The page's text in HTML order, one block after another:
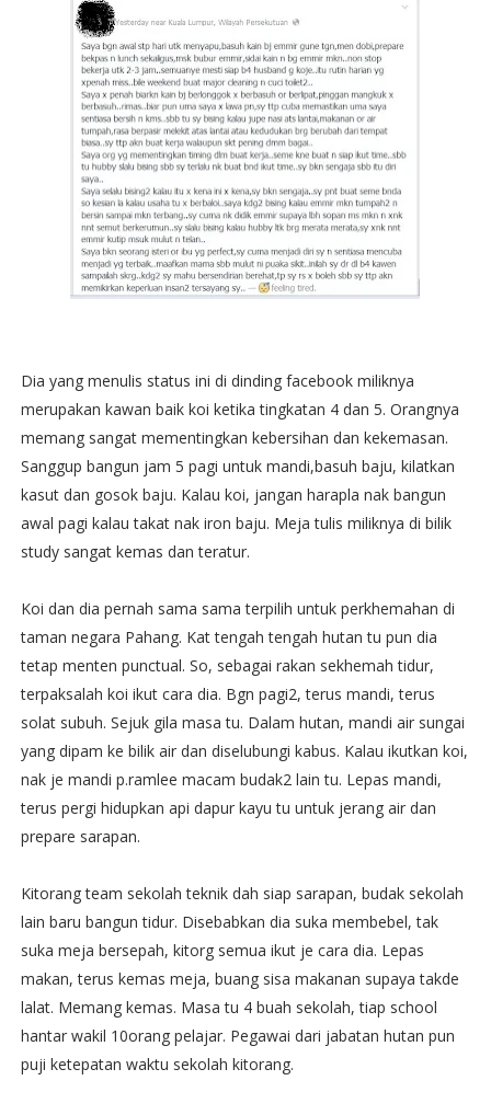
Dia yang menulis status ini di dinding facebook miliknya
merupakan kawan baik koi ketika tingkatan 4 dan 5. Orangnya
memang sangat mementingkan kebersihan dan kekemasan.
Sanggup bangun jam 5 pagi untuk mandi,basuh baju, kilatkan
kasut dan gosok baju. Kalau koi, jangan harapla nak bangun
awal pagi kalau takat nak iron baju. Meja tulis miliknya di bilik
study sangat kemas dan teratur.
Koi dan dia pernah sama sama terpilih untuk perkhemahan di
taman negara Pahang. Kat tengah tengah hutan tu pun dia
tetap menten punctual. So, sebagai rakan sekhemah tidur,
terpaksalah koi ikut cara dia. Bgn pagi2, terus mandi, terus
solat subuh. Sejuk gila masa tu. Dalam hutan, mandi air sungai
yang dipam ke bilik air dan diselubungi kabus. Kalau ikutkan koi,
nak je mandi p.ramlee macam budak2 lain tu. Lepas mandi,
terus pergi hidupkan api dapur kayu tu untuk jerang air dan
prepare sarapan.
Kitorang team sekolah teknik dah siap sarapan, budak sekolah
lain baru bangun tidur. Disebabkan dia suka membebel, tak
suka meja bersepah, kitorg semua ikut je cara dia. Lepas
makan, terus kemas meja, buang sisa makanan supaya takde
lalat. Memang kemas. Masa tu 4 buah sekolah, tiap school
hantar wakil 10orang pelajar. Pegawai dari jabatan hutan pun
puji ketepatan waktu sekolah kitorang.